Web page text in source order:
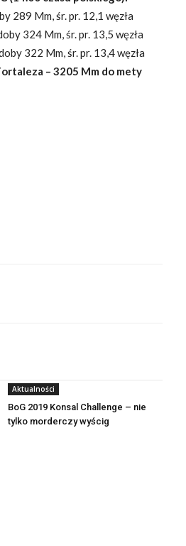
289 Mm, śr. pr. 12,1 węzła
324 Mm, śr. pr. 13,5 węzła
322 Mm, śr. pr. 13,4 węzła
– 3205 Mm do mety
Aktualności
BoG 2019 Konsal Challenge – nie
tylko morderczy wyścig